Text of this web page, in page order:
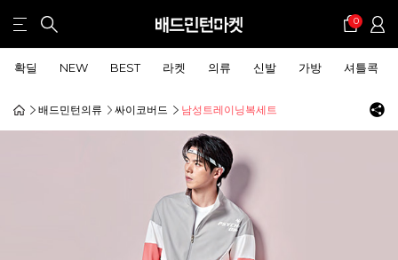
0
확딜 NEW BEST 라켓 의류 신발 가방 셔틀콕
배드민턴의류 싸이코버드 남성트레이닝복세트